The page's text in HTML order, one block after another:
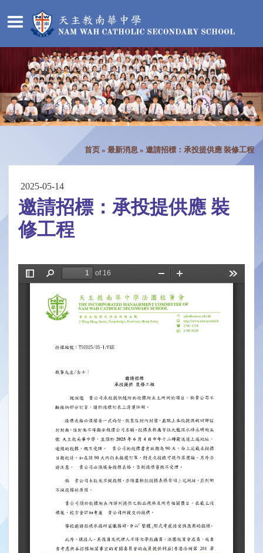
首页 » 最新消息 » 邀請招標：承投提供應 裝修工程
2025-05-14
邀請招標：承投提供應 裝
修工程